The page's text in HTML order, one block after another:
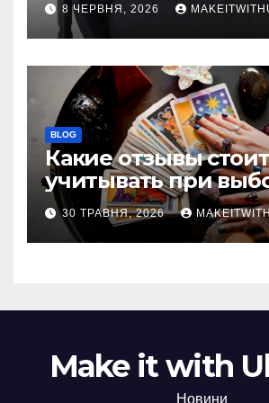
8 ЧЕРВНЯ, 2026
BLOG
Какие отзывы стоит
учитывать при
гадалки в
30 ТРАВНЯ, 2026
Make it with
Новини